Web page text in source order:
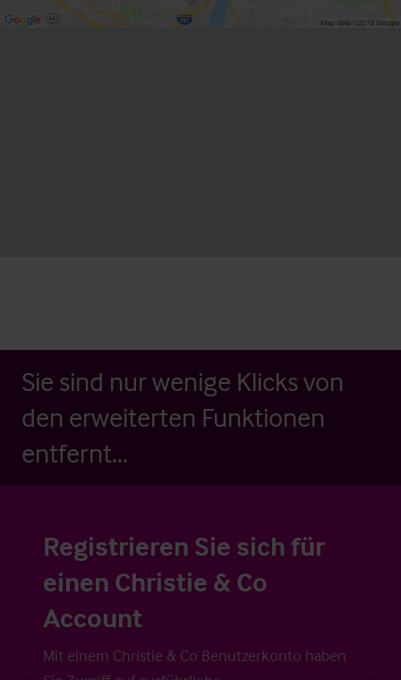
Sie sind nur wenige Klicks von
den erweiterten Funktionen
entfernt...
Registrieren Sie sich für
einen Christie & Co
Account
Mit einem Christie & Co Benutzerkonto haben